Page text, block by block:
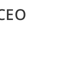
exterior mientras
La tripulación,
días y se centran